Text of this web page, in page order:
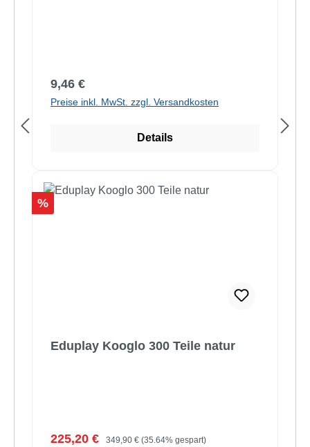
Regulärer Preis:
9,46 €
Preise inkl. MwSt. zzgl. Versandkosten
Details
Rabatt
%
Eduplay Kooglo 300 Teile natur
Verkaufspreis:
225,20 € Regulärer Preis:
349,90 € (35.64% gespart)